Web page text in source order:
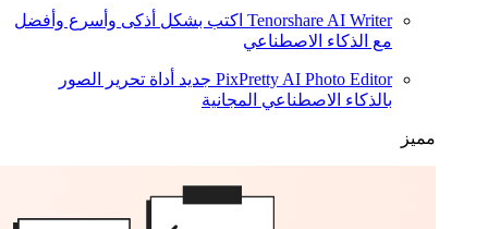
Tenorshare AI Writer اكتب بشكل أذكى وأسرع وأفضل
مع الذكاء الاصطناعي
PixPretty AI Photo Editor جديد أداة تحرير الصور
بالذكاء الاصطناعي المجانية
مميز